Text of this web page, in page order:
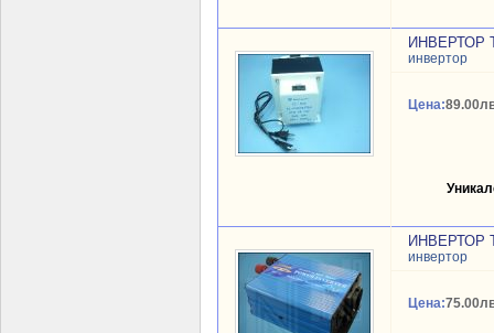
ИНВЕРТОР
инвертор
Цена:
ИНВЕРТОР
инвертор
Цена: